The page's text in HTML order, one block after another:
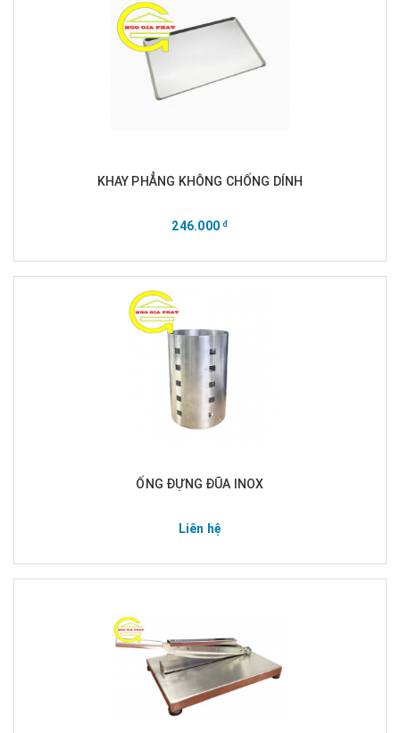
KHAY PHẲNG KHÔNG CHỐNG DÍNH
246.000đ
ỐNG ĐỰNG ĐŨA INOX
Liên hệ